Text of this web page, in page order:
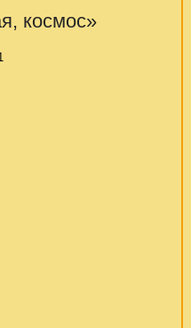
космос»